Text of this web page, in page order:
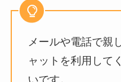
メールや電話で親
ャットを利用して
いです。